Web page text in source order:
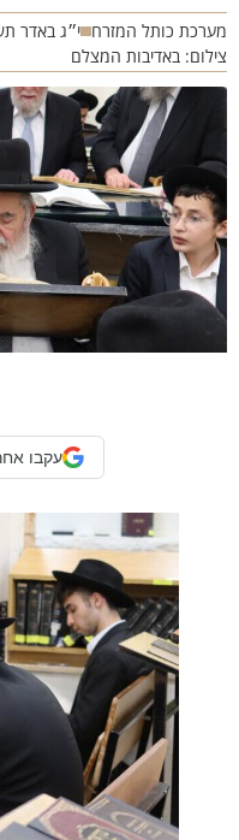
כותל המזרח י״ג באדר תשפ״ה (13/03/
באדיבות המצלם
עקבו אחרי